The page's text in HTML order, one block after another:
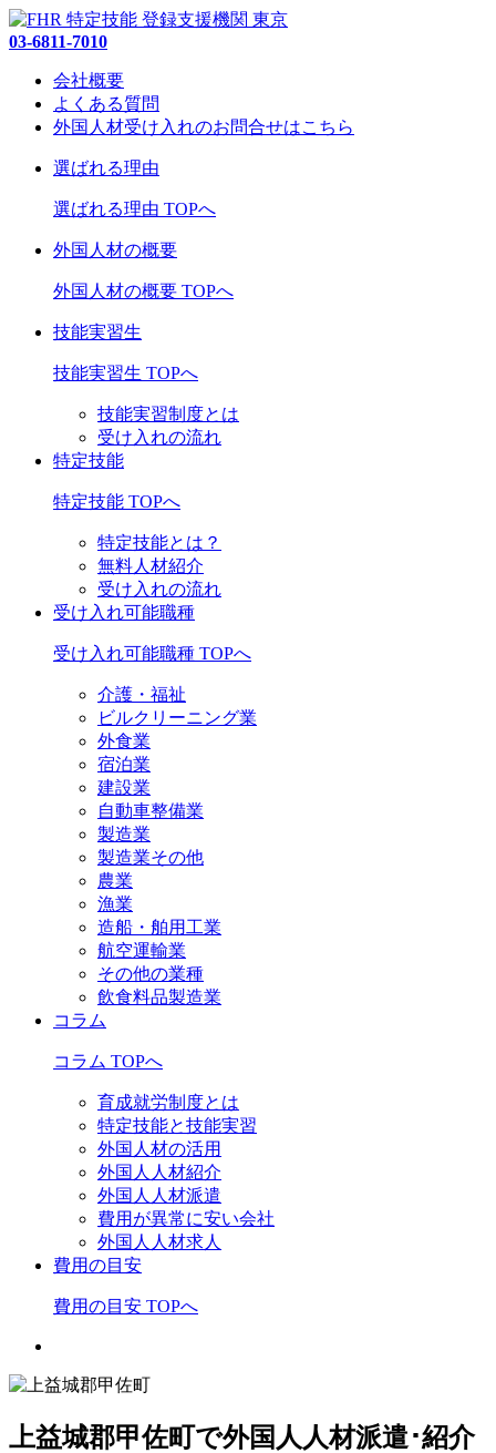
03-6811-7010
会社概要
よくある質問
外国人材受け入れのお問合せはこちら
選ばれる理由
選ばれる理由 TOPへ
外国人材の概要
外国人材の概要 TOPへ
技能実習生
技能実習生 TOPへ
技能実習制度とは
受け入れの流れ
特定技能
特定技能 TOPへ
特定技能とは？
無料人材紹介
受け入れの流れ
受け入れ可能職種
受け入れ可能職種 TOPへ
介護・福祉
ビルクリーニング業
外食業
宿泊業
建設業
自動車整備業
製造業
製造業その他
農業
漁業
造船・舶用工業
航空運輸業
その他の業種
飲食料品製造業
コラム
コラム TOPへ
育成就労制度とは
特定技能と技能実習
外国人材の活用
外国人人材紹介
外国人人材派遣
費用が異常に安い会社
外国人人材求人
費用の目安
費用の目安 TOPへ
上益城郡甲佐町で外国人人材派遣･紹介